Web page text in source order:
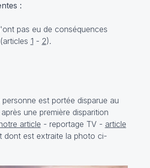
:
pas eu de conséquences
1 - 2).
est portée disparue au
une première disparition
article - reportage TV- article
dont est extraite la photo ci-